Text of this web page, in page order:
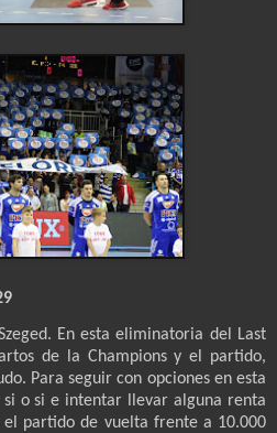
En esta eliminatoria del Last
de la Champions y el partido,
Para seguir con opciones en esta
si o si e intentar llevar alguna renta
partido de vuelta frente a 10.000